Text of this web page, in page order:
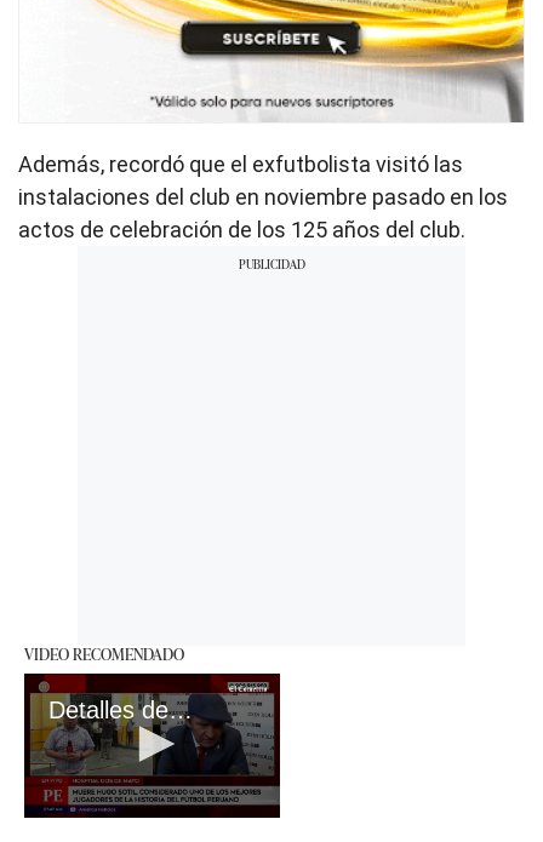
Además, recordó que el exfutbolista visitó las
instalaciones del club en noviembre pasado en los
actos de celebración de los 125 años del club.
VIDEO RECOMENDADO
Detalles del fallecimiento de Hugo Sotil